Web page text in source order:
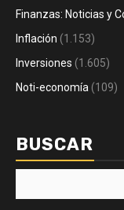
Finanzas: Noticias y
Inflación (1.153)
Inversiones (1.605)
Noti-economía (109)
BUSCAR